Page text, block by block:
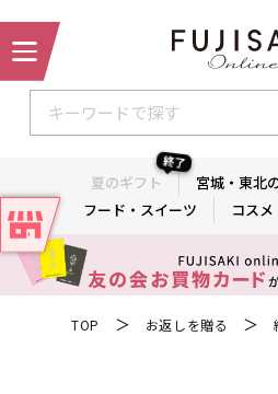
夏のギフト
終了
宮城・東北
フード・スイーツ
コスメ
TOP ＞ お返しを贈る ＞